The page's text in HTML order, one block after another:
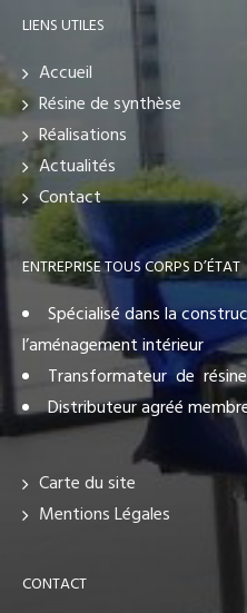
LIENS UTILES
Accueil
Résine de synthèse
Réalisations
Actualités
Contact
ENTREPRISE TOUS CORPS D’ÉTAT
Spécialisé dans la
l’aménagement intérieur
Transformateur de
Distributeur agréé
Carte du site
Mentions Légales
CONTACT